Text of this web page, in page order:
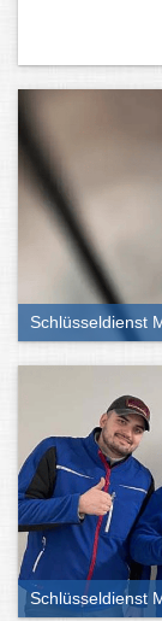
Schlüsseldienst
Schlüsseldienst